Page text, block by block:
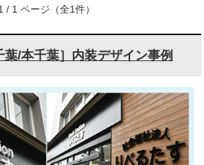
/ 1 ページ（全1件）
/本千葉］内装デザイン事例